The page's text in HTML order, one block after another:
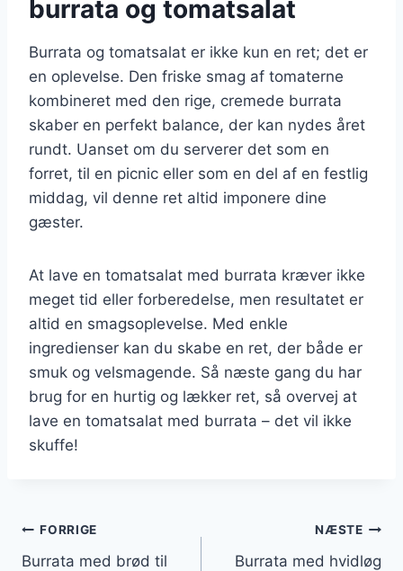
burrata og tomatsalat
Burrata og tomatsalat er ikke kun en ret; det er
en oplevelse. Den friske smag af tomaterne
kombineret med den rige, cremede burrata
skaber en perfekt balance, der kan nydes året
rundt. Uanset om du serverer det som en
forret, til en picnic eller som en del af en festlig
middag, vil denne ret altid imponere dine
gæster.
At lave en tomatsalat med burrata kræver ikke
meget tid eller forberedelse, men resultatet er
altid en smagsoplevelse. Med enkle
ingredienser kan du skabe en ret, der både er
smuk og velsmagende. Så næste gang du har
brug for en hurtig og lækker ret, så overvej at
lave en tomatsalat med burrata – det vil ikke
skuffe!
Indlægsnavigation
FORRIGE
Burrata med brød til
NÆSTE
Burrata med hvidløg